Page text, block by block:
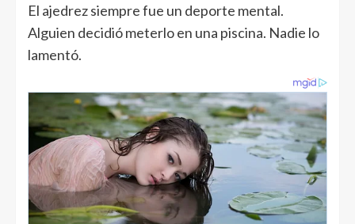
El ajedrez siempre fue un deporte mental.
Alguien decidió meterlo en una piscina. Nadie lo
lamentó.